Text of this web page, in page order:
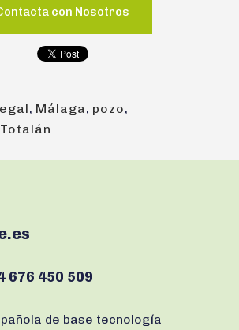
con Nosotros
, Málaga, pozo,
Totalán
676 450 509
de base tecnología